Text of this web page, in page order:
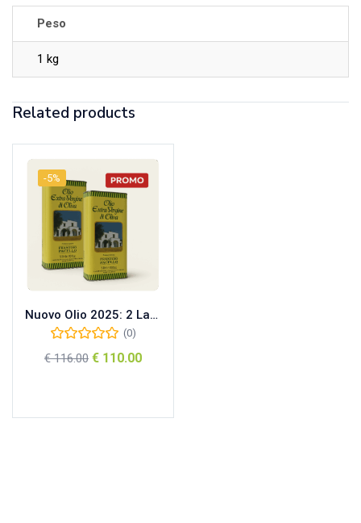
Peso
1 kg
Related products
-5%
Nuovo Olio 2025: 2 Lattine da 5L di Olio Extra Vergine Pacello
(0)
€116.00 € 110.00